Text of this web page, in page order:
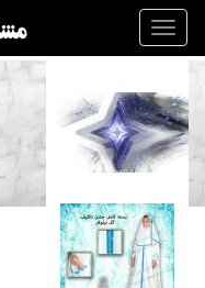
Toggle
navigation